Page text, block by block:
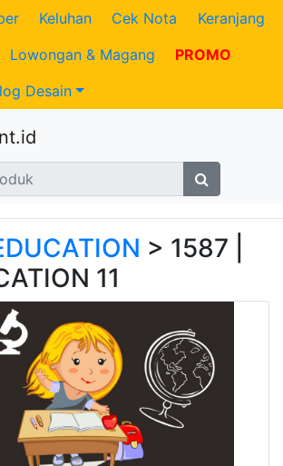
Keluhan Cek Nota
Keranjang
Lowongan & Magang
PROMO
Desain
> 1587 |
11